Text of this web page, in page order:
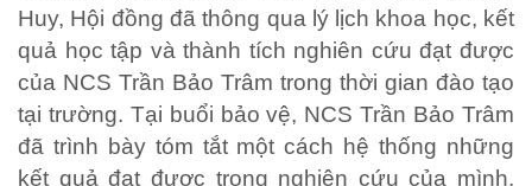
Huy, Hội đồng đã thông qua lý lịch khoa học, kết
quả học tập và thành tích nghiên cứu đạt được
của NCS Trần Bảo Trâm trong thời gian đào tạo
tại trường. Tại buổi bảo vệ, NCS Trần Bảo Trâm
đã trình bày tóm tắt một cách hệ thống những
kết quả đạt được trong nghiên cứu của mình.